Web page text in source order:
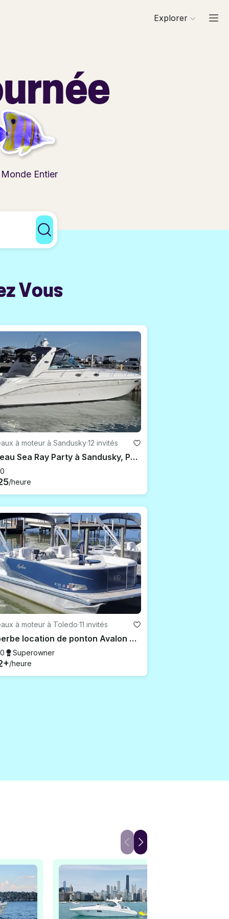
Explorer
Entier
Vous
à moteur à Sandusky·12 invités
Bateau Sea Ray Party à Sandusky, Put-in-Bay, Kelly's Island, Sandbar
/heure
à moteur à Toledo·11 invités
Superbe location de ponton Avalon dans le centre-ville dynamique de Tolède !
Superowner
/heure